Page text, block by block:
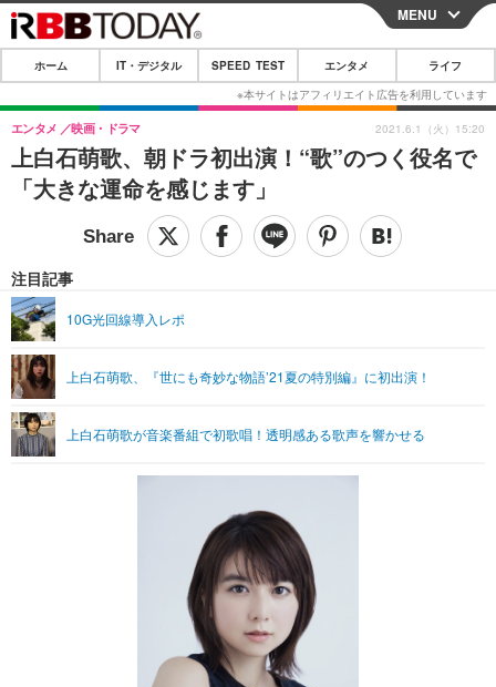
CLOSE
ホーム
IT・デジタル
IT・デジタルTOP スマートフォン
ショッピング その他
SPEED TEST
エンタメTOP 映画・ドラマ
グラビア ブログ
ショッピング その他
ライフTOP
リリース一覧
プッシュ通知の停止方法
MENU
ホーム IT・デジタル SPEED TEST エンタメ ライフ
上白石萌歌、朝ドラ初出演！“歌”のつく役名で
「大きな運命を感じます」
エンタメ 映画・ドラマ
注目記事
10G光回線導入レポ
上白石萌歌、『世にも奇妙な物語’21夏の特別編』に初出演！
上白石萌歌が音楽番組で初歌唱！透明感ある歌声を響かせる
2021.6.1（火）15:20